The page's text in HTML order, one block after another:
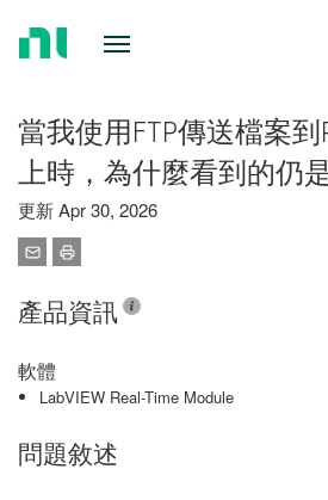
當我使用FTP傳送檔案到
上時，為什麼看到的仍
更新 Apr 30, 2026
產品資訊
軟體
LabVIEW Real-Time Module
問題敘述